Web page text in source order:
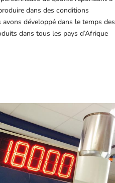
dans des conditions
développé dans le temps des
dans tous les pays d’Afrique